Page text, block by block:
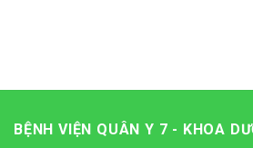
BỆNH VIỆN QUÂN Y 7 - KHOA